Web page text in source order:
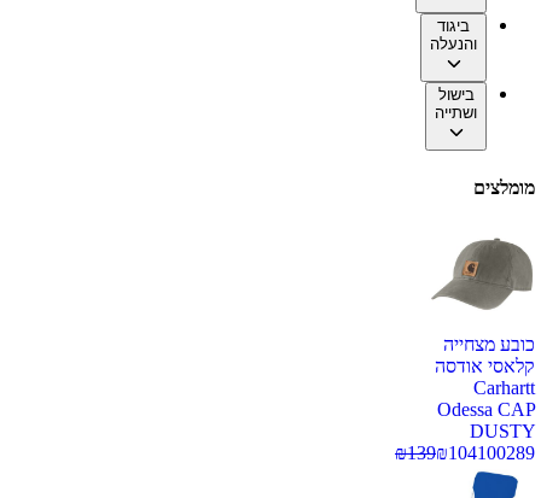
ביגוד
והנעלה
בישול
ושתייה
מומלצים
כובע מצחייה
קלאסי אודסה
Carhartt
Odessa CAP
DUSTY
100289
₪104
₪139